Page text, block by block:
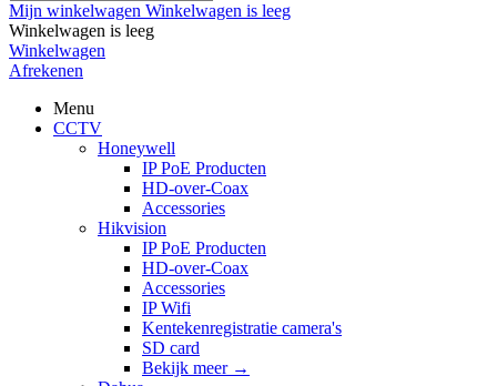
Mijn winkelwagen Winkelwagen is leeg
Winkelwagen is leeg
Winkelwagen
Afrekenen
Menu
CCTV
Honeywell
IP PoE Producten
HD-over-Coax
Accessories
Hikvision
IP PoE Producten
HD-over-Coax
Accessories
IP Wifi
Kentekenregistratie camera's
SD card
Bekijk meer →